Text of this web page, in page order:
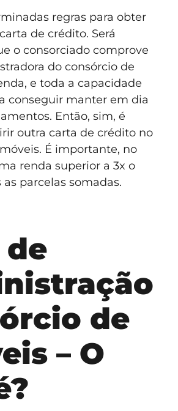
regras para obter
de crédito. Será
o consorciado comprove
do consórcio de
e toda a capacidade
conseguir manter em dia
Então, sim, é
outra carta de crédito no
É importante, no
renda superior a 3x o
parcelas somadas.
de
de
– O